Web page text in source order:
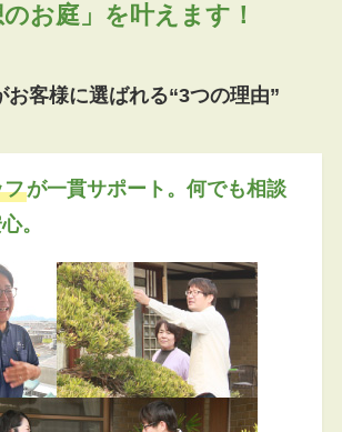
のお庭」を叶えます！
お客様に選ばれる“3つの理由”
フが一貫サポート。何でも相談
。